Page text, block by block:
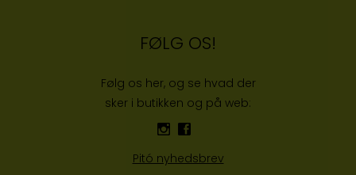
FØLG OS!
Følg os her, og se hvad der
sker i butikken og på web:
Pitó nyhedsbrev